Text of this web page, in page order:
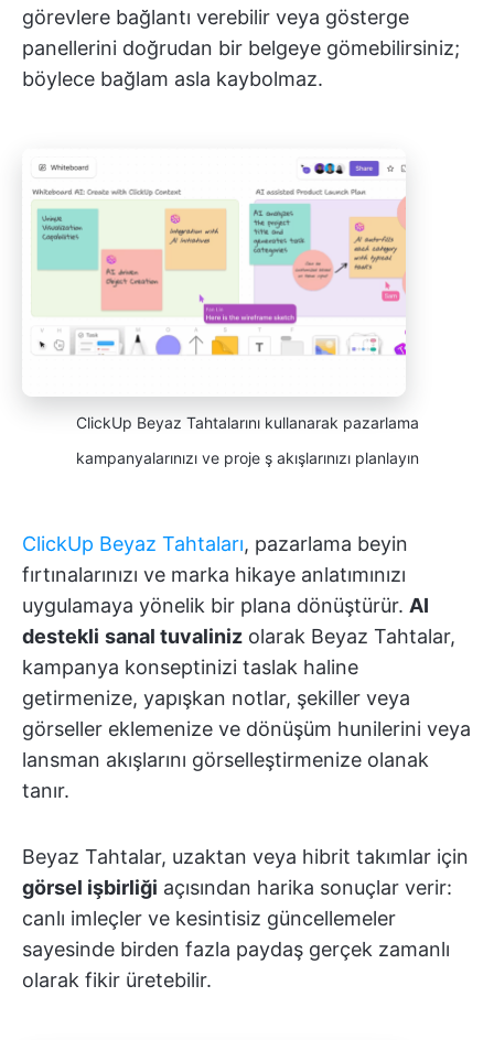
görevlere bağlantı verebilir veya gösterge
panellerini doğrudan bir belgeye gömebilirsiniz;
böylece bağlam asla kaybolmaz.
ClickUp Beyaz Tahtalarını kullanarak pazarlama
kampanyalarınızı ve proje ş akışlarınızı planlayın
ClickUp Beyaz Tahtaları, pazarlama beyin
fırtınalarınızı ve marka hikaye anlatımınızı
uygulamaya yönelik bir plana dönüştürür. AI
destekli sanal tuvaliniz olarak Beyaz Tahtalar,
kampanya konseptinizi taslak haline
getirmenize, yapışkan notlar, şekiller veya
görseller eklemenize ve dönüşüm hunilerini veya
lansman akışlarını görselleştirmenize olanak
tanır.
Beyaz Tahtalar, uzaktan veya hibrit takımlar için
görsel işbirliği açısından harika sonuçlar verir:
canlı imleçler ve kesintisiz güncellemeler
sayesinde birden fazla paydaş gerçek zamanlı
olarak fikir üretebilir.